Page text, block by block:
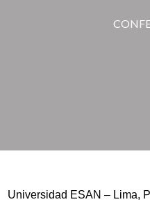
Universidad ESAN – Lima,